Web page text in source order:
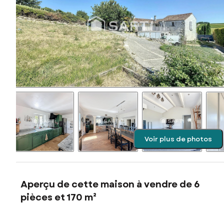
Voir plus de photos
Aperçu de cette maison à vendre de 6
pièces et 170 m²